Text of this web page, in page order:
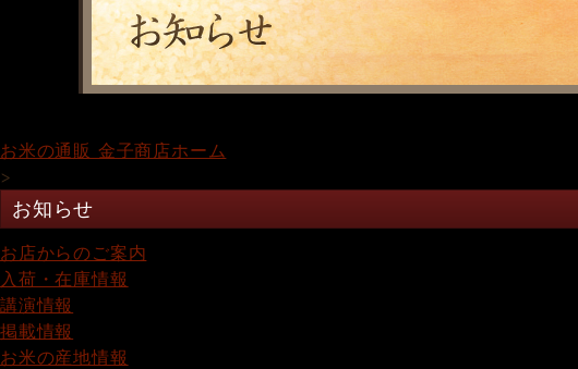
お米の通販 金子商店ホーム
>
お知らせ
お店からのご案内
入荷・在庫情報
講演情報
掲載情報
お米の産地情報